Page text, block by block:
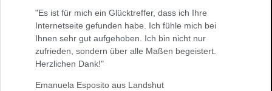
"Es ist für mich ein Glücktreffer, dass ich Ihre
Internetseite gefunden habe. Ich fühle mich bei
Ihnen sehr gut aufgehoben. Ich bin nicht nur
zufrieden, sondern über alle Maßen begeistert.
Herzlichen Dank!"
Emanuela Esposito aus Landshut